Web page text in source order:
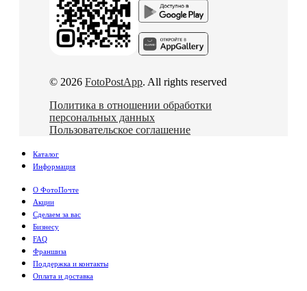
© 2026 FotoPostApp. All rights reserved
Политика в отношении обработки
персональных данных
Пользовательское соглашение
Каталог
Информация
О ФотоПочте
Акции
Сделаем за вас
Бизнесу
FAQ
Франшиза
Поддержка и контакты
Оплата и доставка